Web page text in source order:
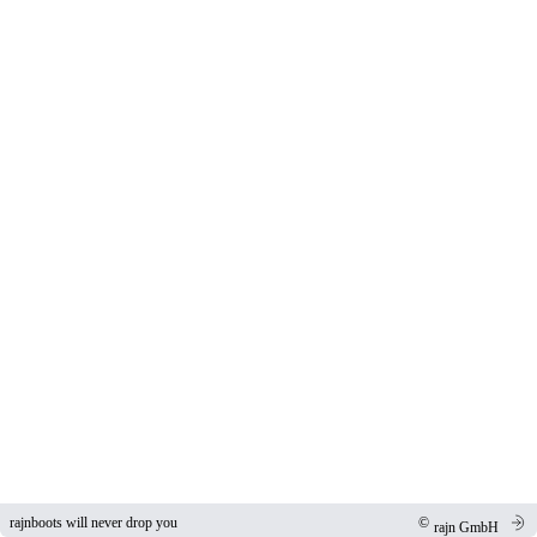
rajnboots will never drop you © rajn GmbH